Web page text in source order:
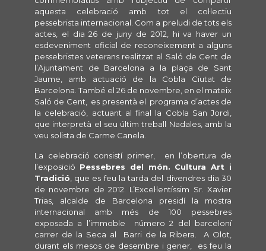
aquesta celebració amb tot el col·lectiu
pessebrista internacional. Com a preludi de tots els
actes, el dia 26 de juny de 2012, hi va haver un
esdeveniment oficial de reconeixement a alguns
pessebristes veterans realitzat al Saló de Cent de
l’Ajuntament de Barcelona a la plaça de Sant
Jaume, amb actuació de la Cobla Ciutat de
Barcelona. També el 26 de novembre, en el mateix
Saló de Cent, es presentà el programa d’actes de
la celebració, actuant al final la Cobla San Jordi,
que interpretà el seu últim treball Nadales, amb la
veu solista de Carme Canela.
La celebració consistí primer, en l’obertura de
l’exposició Pessebres del món. Cultura Art i
Tradició , que es feu la tarda del divendres dia 30
de novembre de 2012. L’Excel·lentíssim Sr. Xavier
Trias, alcalde de Barcelona presidí la mostra
internacional amb més de 100 pessebres
exposada a l’immoble número 2 del barceloní
carrer de la Seca al Barri de la Ribera. A Olot,
durant els mesos de desembre i gener, es feu la